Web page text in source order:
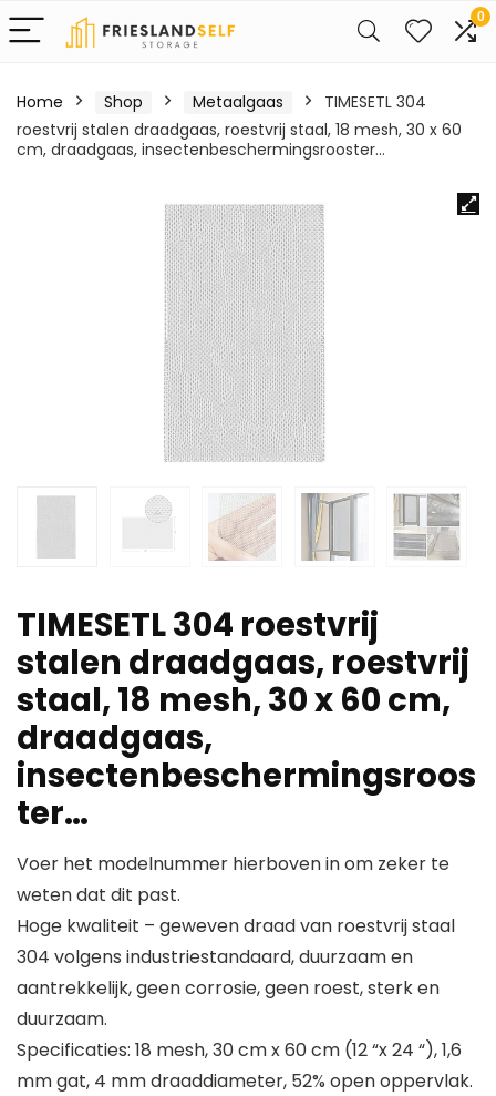
0
Home Shop Metaalgaas
TIMESETL 304
roestvrij stalen draadgaas, roestvrij staal, 18 mesh, 30 x 60
cm, draadgaas, insectenbeschermingsrooster…
TIMESETL 304 roestvrij
stalen draadgaas, roestvrij
staal, 18 mesh, 30 x 60 cm,
draadgaas,
insectenbeschermingsroos
ter…
Voer het modelnummer hierboven in om zeker te
weten dat dit past.
Hoge kwaliteit – geweven draad van roestvrij staal
304 volgens industriestandaard, duurzaam en
aantrekkelijk, geen corrosie, geen roest, sterk en
duurzaam.
Specificaties: 18 mesh, 30 cm x 60 cm (12 “x 24 “), 1,6
mm gat, 4 mm draaddiameter, 52% open oppervlak.